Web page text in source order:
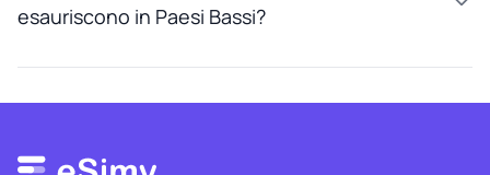
esauriscono in Paesi Bassi?